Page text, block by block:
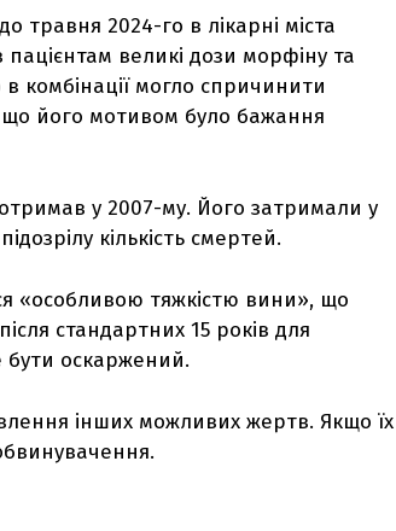
травня 2024-го в лікарні міста
великі дози морфіну та
комбінації могло спричинити
що його мотивом було бажання
у 2007-му. Його затримали у
кількість смертей.
«особливою тяжкістю вини», що
стандартних 15 років для
оскаржений.
інших можливих жертв. Якщо їх